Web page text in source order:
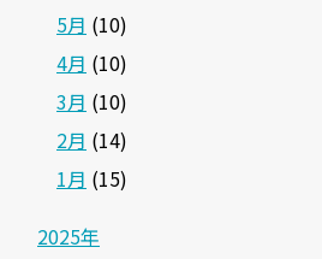
5月 (10)
4月 (10)
3月 (10)
2月 (14)
1月 (15)
2025年